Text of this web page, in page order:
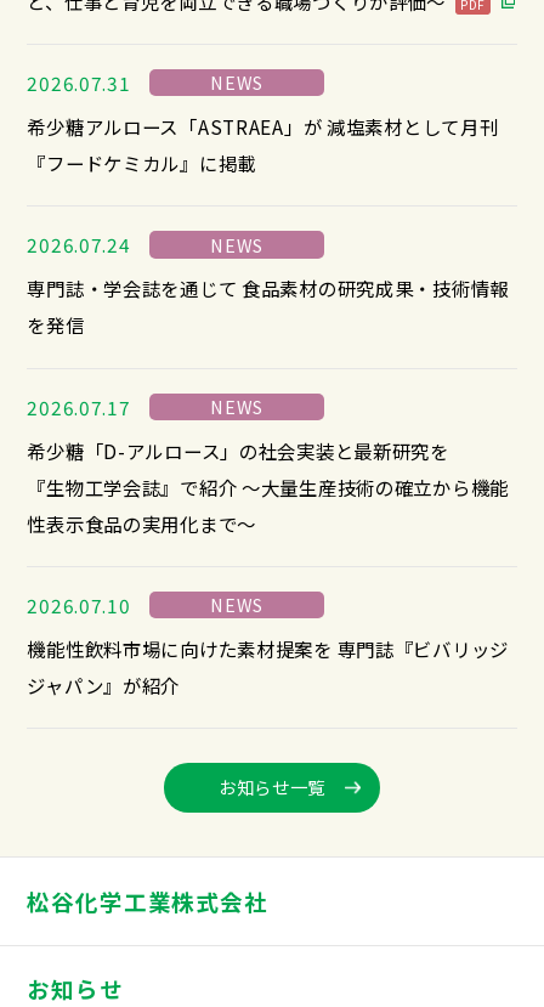
PDF
2026.07.31 NEWS
希少糖アルロース「ASTRAEA」が 減塩素材として月刊
『フードケミカル』に掲載
2026.07.24 NEWS
専門誌・学会誌を通じて 食品素材の研究成果・技術情報
を発信
2026.07.17 NEWS
希少糖「D-アルロース」の社会実装と最新研究を
『生物工学会誌』で紹介 ～大量生産技術の確立から機能
性表示食品の実用化まで～
2026.07.10 NEWS
機能性飲料市場に向けた素材提案を 専門誌『ビバリッジ
ジャパン』が紹介
お知らせ一覧
松谷化学工業株式会社
お知らせ